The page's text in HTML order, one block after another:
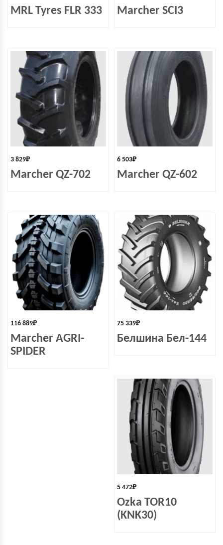
MRL Tyres FLR 333 Marcher SCI3
3 829₽
Marcher QZ-702
6 503₽
Marcher QZ-602
116 889₽
Marcher AGRI-
SPIDER
75 339₽
Белшина Бел-144
5 472₽
Ozka TOR10
(KNK30)